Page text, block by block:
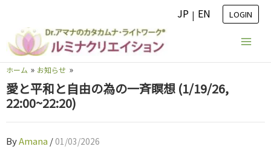
を
キ
ッ
プ
JP | EN LOGIN
ホーム お知らせ
愛と平和と自由の為の一斉瞑想 (1/19/26,
22:00~22:20)
ByAmana / 01/03/2026